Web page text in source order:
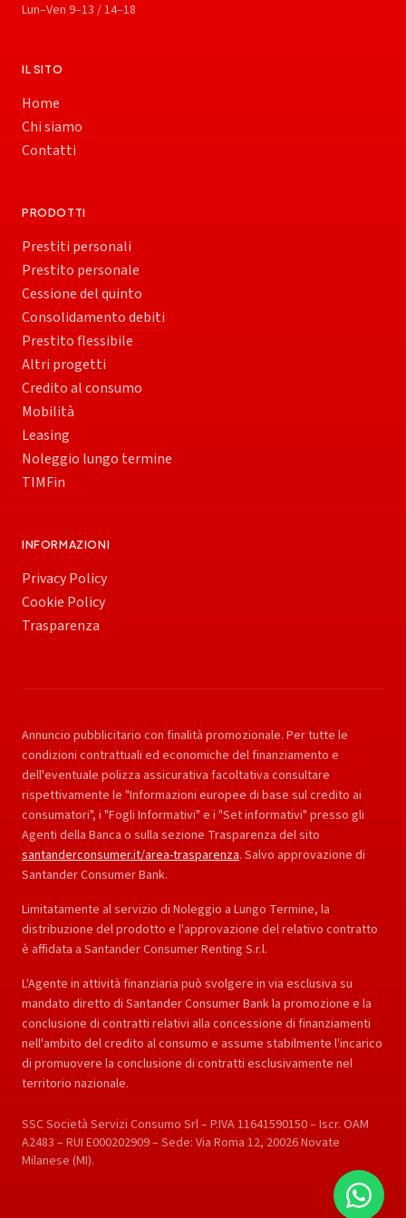
Lun–Ven 9–13 / 14–18
IL SITO
Home
Chi siamo
Contatti
PRODOTTI
Prestiti personali
Prestito personale
Cessione del quinto
Consolidamento debiti
Prestito flessibile
Altri progetti
Credito al consumo
Mobilità
Leasing
Noleggio lungo termine
TIMFin
INFORMAZIONI
Privacy Policy
Cookie Policy
Trasparenza
Annuncio pubblicitario con finalità promozionale. Per tutte le
condizioni contrattuali ed economiche del finanziamento e
dell'eventuale polizza assicurativa facoltativa consultare
rispettivamente le "Informazioni europee di base sul credito ai
consumatori", i "Fogli Informativi" e i "Set informativi" presso gli
Agenti della Banca o sulla sezione Trasparenza del sito
santanderconsumer.it/area-trasparenza. Salvo approvazione di
Santander Consumer Bank.
Limitatamente al servizio di Noleggio a Lungo Termine, la
distribuzione del prodotto e l'approvazione del relativo contratto
è affidata a Santander Consumer Renting S.r.l.
L'Agente in attività finanziaria può svolgere in via esclusiva su
mandato diretto di Santander Consumer Bank la promozione e la
conclusione di contratti relativi alla concessione di finanziamenti
nell'ambito del credito al consumo e assume stabilmente l'incarico
di promuovere la conclusione di contratti esclusivamente nel
territorio nazionale.
SSC Società Servizi Consumo Srl – P.IVA 11641590150 – Iscr. OAM
A2483 – RUI E000202909 – Sede: Via Roma 12, 20026 Novate
Milanese (MI).